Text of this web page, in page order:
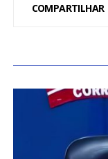
COMPARTILHAR